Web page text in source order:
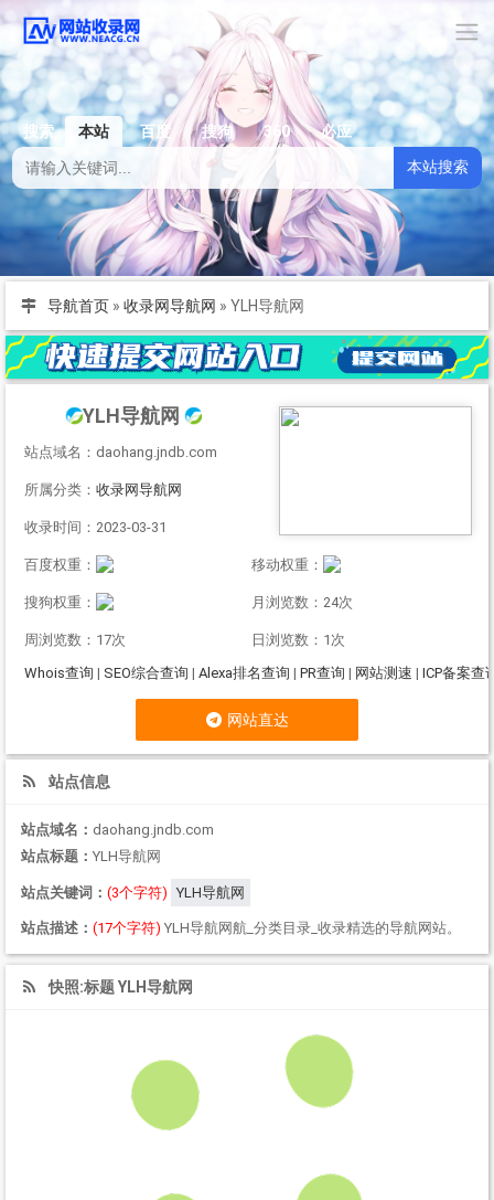
搜索 本站 百度 搜狗 360
必应
本站搜索
导航首页 » 收录网导航网 » YLH导航网
YLH导航网
站点域名：daohang.jndb.com
所属分类： 收录网导航网
收录时间：2023-03-31
百度权重： 移动权重：
搜狗权重： 月浏览数：24次
周浏览数：17次
日浏览数：1次
Whois查询 | SEO综合查询 | Alexa排名查询 | PR查询 | 网站测速 | ICP备案查
网站直达
站点信息
站点域名： daohang.jndb.com
站点标题： YLH导航网
站点关键词： (3个字符) YLH导航网
站点描述： (17个字符) YLH导航网航_分类目录_收录精选的导航网站。
快照:标题 YLH导航网